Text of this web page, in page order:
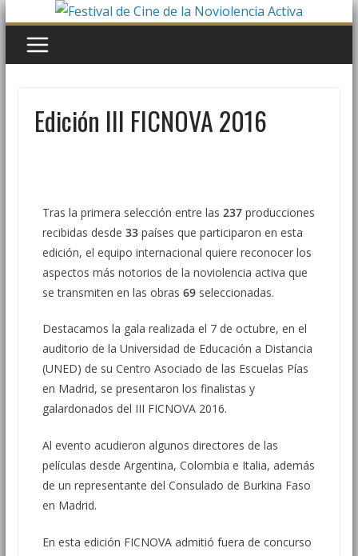
Edición III FICNOVA 2016
Tras la primera selección entre las 237producciones
recibidas desde 33países que participaron en esta
edición, el equipo internacional quiere reconocer los
aspectos más notorios de la noviolencia activa que
se transmiten en las obras 69seleccionadas.
Destacamos la gala realizada el 7 de octubre, en el
auditorio de la Universidad de Educación a Distancia
(UNED) de su Centro Asociado de las Escuelas Pías
en Madrid, se presentaron los finalistas y
galardonados del III FICNOVA 2016.
Al evento acudieron algunos directores de las
películas desde Argentina, Colombia e Italia, además
de un representante del Consulado de Burkina Faso
en Madrid.
En esta edición FICNOVA admitió fuera de concurso